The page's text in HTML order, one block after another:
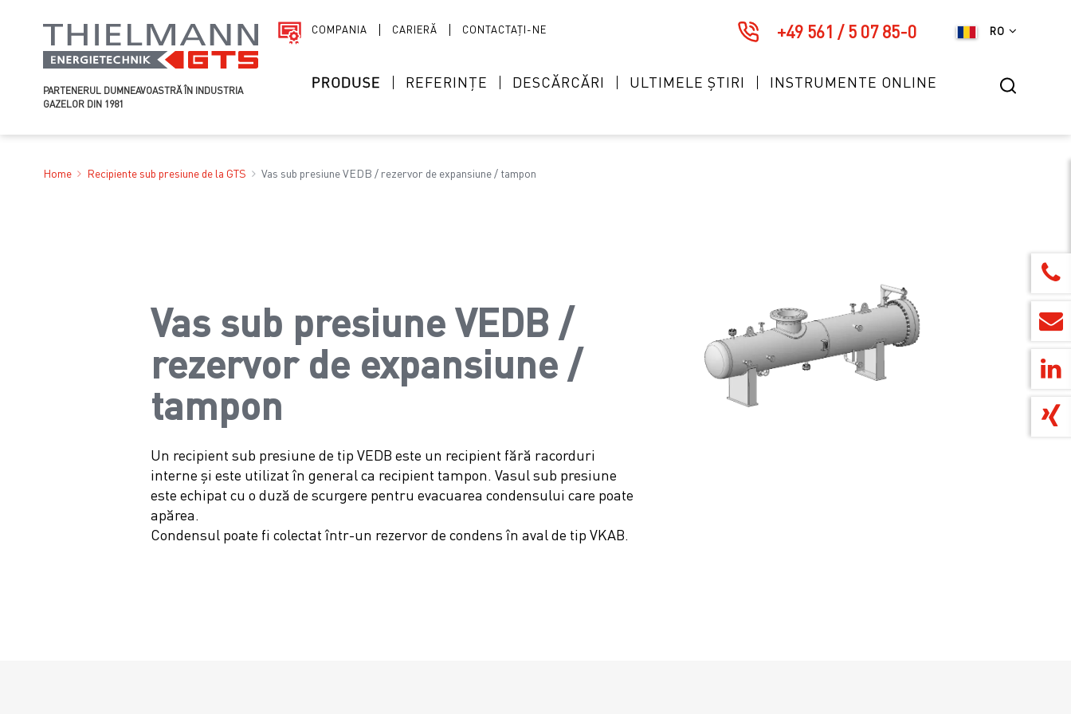
PARTENERUL DUMNEAVOASTRĂ ÎN INDUSTRIA
GAZELOR DIN 1981
COMPANIA CARIERĂ CONTACTAȚI-NE RO
+49 561 / 5 07 85-0
PRODUSE REFERINȚE DESCĂRCĂRI ULTIMELE ȘTIRI INSTRUMENTE ONLINE
Home Recipiente sub presiune de la GTS Vas sub presiune VEDB / rezervor de expansiune / tampon
Vas sub presiune VEDB /
rezervor de expansiune /
tampon
Un recipient sub presiune de tip VEDB este un recipient fără racorduri
interne și este utilizat în general ca recipient tampon. Vasul sub presiune
este echipat cu o duză de scurgere pentru evacuarea condensului care poate
apărea.
Condensul poate fi colectat într-un rezervor de condens în aval de tip VKAB.